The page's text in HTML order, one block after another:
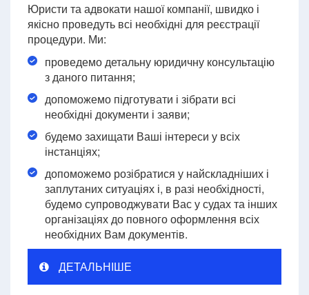
Юристи та адвокати нашої компанії, швидко і
якісно проведуть всі необхідні для реєстрації
процедури. Ми:
проведемо детальну юридичну консультацію
з даного питання;
допоможемо підготувати і зібрати всі
необхідні документи і заяви;
будемо захищати Ваші інтереси у всіх
інстанціях;
допоможемо розібратися у найскладніших і
заплутаних ситуаціях і, в разі необхідності,
будемо супроводжувати Вас у судах та інших
організаціях до повного оформлення всіх
необхідних Вам документів.
ДЕТАЛЬНІШЕ